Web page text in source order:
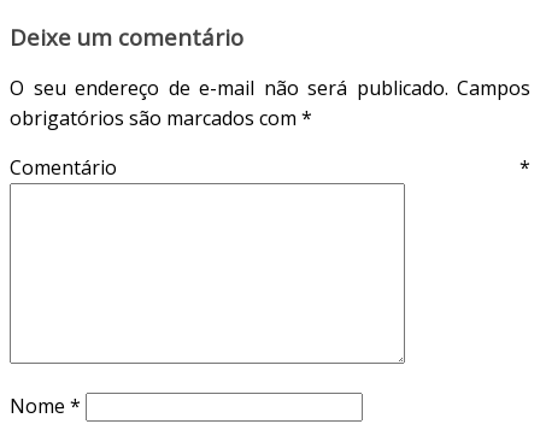
Deixe um comentário
O seu endereço de e-mail não será publicado. Campos
obrigatórios são marcados com *
Comentário *
Nome *